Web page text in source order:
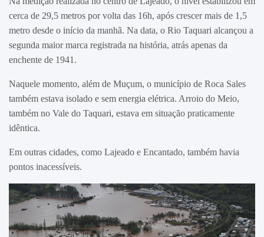
cerca de 29,5 metros por volta das 16h, após crescer mais de 1,5
metro desde o início da manhã. Na data, o Rio Taquari alcançou a
segunda maior marca registrada na história, atrás apenas da
enchente de 1941.
Naquele momento, além de Muçum, o município de Roca Sales
também estava isolado e sem energia elétrica. Arroio do Meio,
também no Vale do Taquari, estava em situação praticamente
idêntica.
Em outras cidades, como Lajeado e Encantado, também havia
pontos inacessíveis.